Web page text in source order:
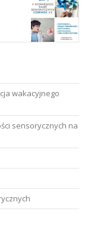
wakacyjnego
sensorycznych na